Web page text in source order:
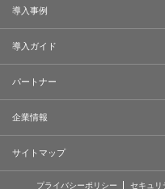
導入事例
導入ガイド
パートナー
企業情報
サイトマップ
プライバシーポリシー セキュリ